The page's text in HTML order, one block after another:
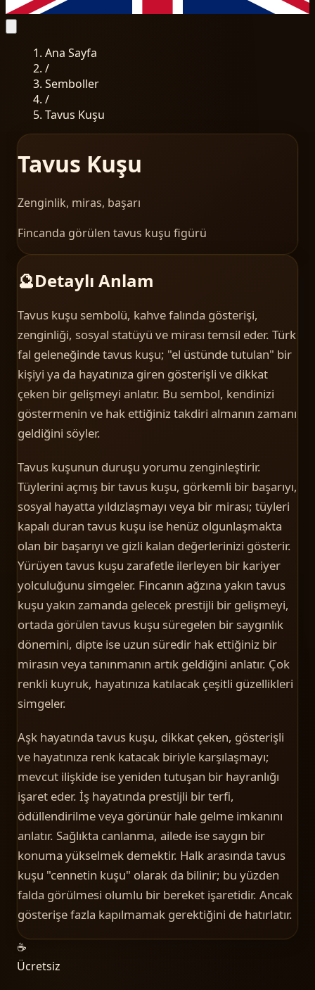
Ana Sayfa
/
Semboller
/
Tavus Kuşu
Tavus Kuşu
Zenginlik, miras, başarı
Fincanda görülen tavus kuşu figürü
🔮Detaylı Anlam
Tavus kuşu sembolü, kahve falında gösterişi,
zenginliği, sosyal statüyü ve mirası temsil eder. Türk
fal geleneğinde tavus kuşu; "el üstünde tutulan" bir
kişiyi ya da hayatınıza giren gösterişli ve dikkat
çeken bir gelişmeyi anlatır. Bu sembol, kendinizi
göstermenin ve hak ettiğiniz takdiri almanın zamanı
geldiğini söyler.
Tavus kuşunun duruşu yorumu zenginleştirir.
Tüylerini açmış bir tavus kuşu, görkemli bir başarıyı,
sosyal hayatta yıldızlaşmayı veya bir mirası; tüyleri
kapalı duran tavus kuşu ise henüz olgunlaşmakta
olan bir başarıyı ve gizli kalan değerlerinizi gösterir.
Yürüyen tavus kuşu zarafetle ilerleyen bir kariyer
yolculuğunu simgeler. Fincanın ağzına yakın tavus
kuşu yakın zamanda gelecek prestijli bir gelişmeyi,
ortada görülen tavus kuşu süregelen bir saygınlık
dönemini, dipte ise uzun süredir hak ettiğiniz bir
mirasın veya tanınmanın artık geldiğini anlatır. Çok
renkli kuyruk, hayatınıza katılacak çeşitli güzellikleri
simgeler.
Aşk hayatında tavus kuşu, dikkat çeken, gösterişli
ve hayatınıza renk katacak biriyle karşılaşmayı;
mevcut ilişkide ise yeniden tutuşan bir hayranlığı
işaret eder. İş hayatında prestijli bir terfi,
ödüllendirilme veya görünür hale gelme imkanını
anlatır. Sağlıkta canlanma, ailede ise saygın bir
konuma yükselmek demektir. Halk arasında tavus
kuşu "cennetin kuşu" olarak da bilinir; bu yüzden
falda görülmesi olumlu bir bereket işaretidir. Ancak
gösterişe fazla kapılmamak gerektiğini de hatırlatır.
☕
Ücretsiz